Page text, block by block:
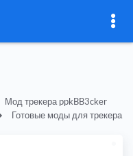
Мод трекера ppkBB3cker
Готовые моды для трекера